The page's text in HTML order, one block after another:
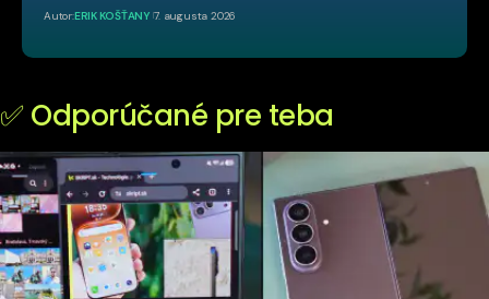
Autor:ERIK KOŠŤANY 7. augusta 2026
✅ Odporúčané pre teba